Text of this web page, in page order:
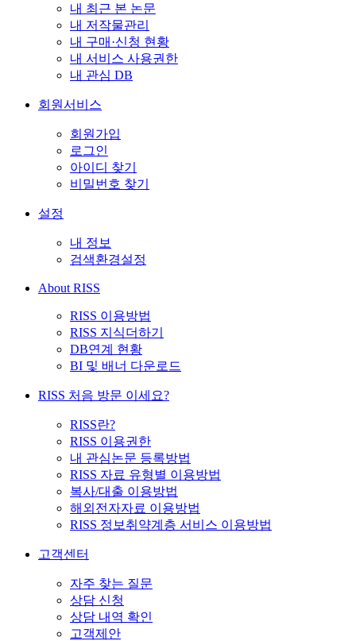
내 최근 본 논문
내 저작물관리
내 구매·신청 현황
내 서비스 사용권한
내 관심 DB
회원서비스
회원가입
로그인
아이디 찾기
비밀번호 찾기
설정
내 정보
검색환경설정
About RISS
RISS 이용방법
RISS 지식더하기
DB연계 현황
BI 및 배너 다운로드
RISS 처음 방문 이세요?
RISS란?
RISS 이용권한
내 관심논문 등록방법
RISS 자료 유형별 이용방법
복사/대출 이용방법
해외전자자료 이용방법
RISS 정보취약계층 서비스 이용방법
고객센터
자주 찾는 질문
상담 신청
상담 내역 확인
고객제안